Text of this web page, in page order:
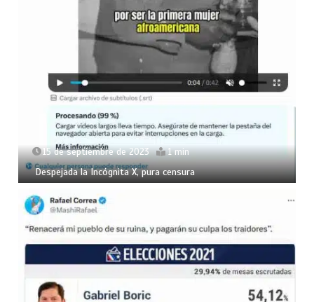
15 de septiembre de 2023 1 min
Despejada la Incógnita X, pura censura